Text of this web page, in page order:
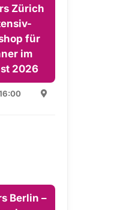
Zürich
für
im
2026
Berlin –